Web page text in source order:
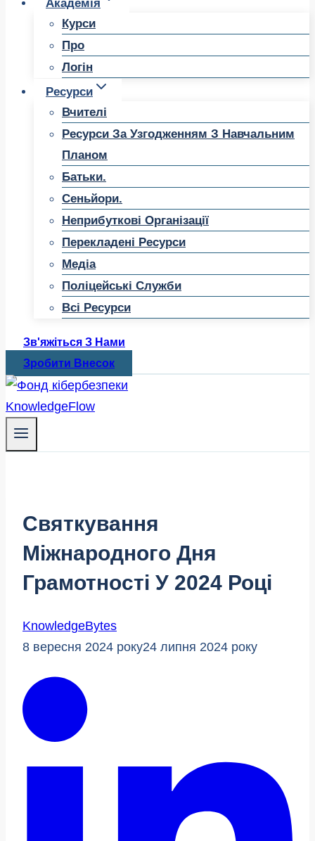
Курси
Про
Логін
Ресурси
Вчителі
Ресурси За Узгодженням З Навчальним
Планом
Батьки.
Сеньйори.
Неприбуткові Організації
Перекладені Ресурси
Медіа
Поліцейські Служби
Всі Ресурси
Зв'яжіться З Нами
Зробити Внесок
Святкування
Міжнародного Дня
Грамотності У 2024 Році
KnowledgeBytes
8 вересня 2024 року24 липня 2024 року